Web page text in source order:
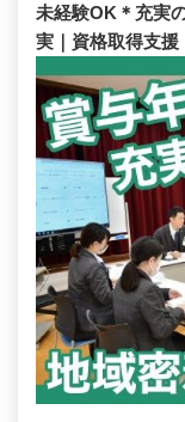
未経験OK＊充実
実｜資格取得支